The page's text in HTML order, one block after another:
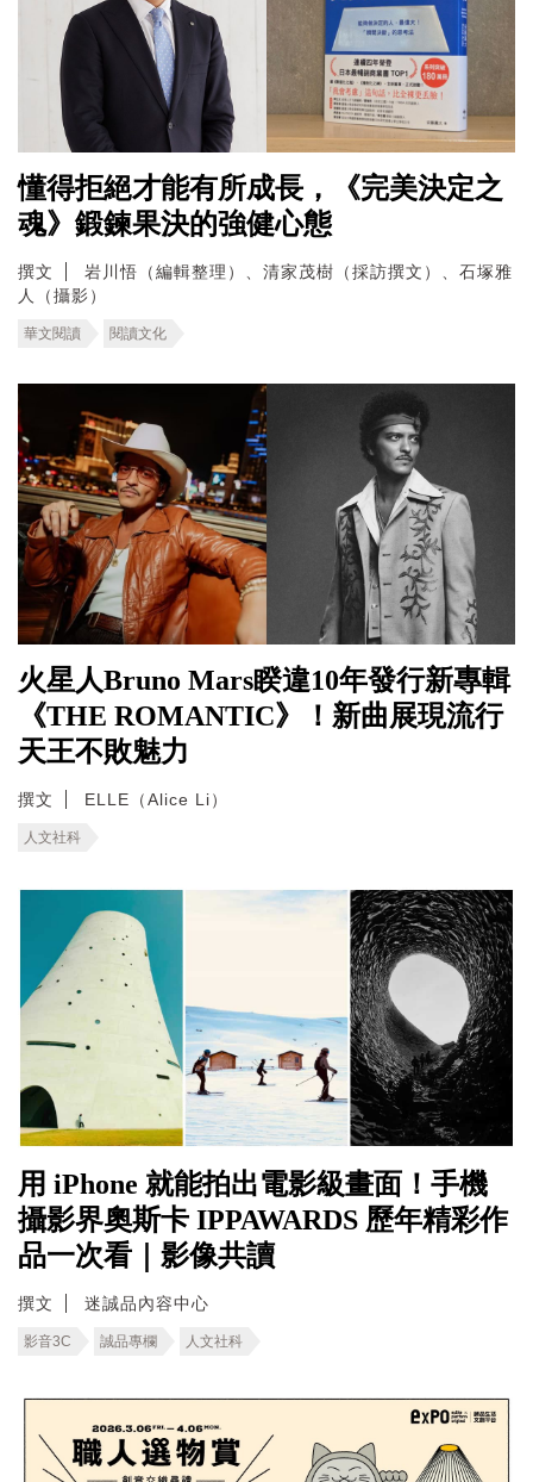
懂得拒絕才能有所成長，《完美決定之
魂》鍛鍊果決的強健心態
撰文
岩川悟（編輯整理）、清家茂樹（採訪撰文）、石塚雅
人（攝影）
華文閱讀 閱讀文化
火星人Bruno Mars睽違10年發行新專輯
《THE ROMANTIC》！新曲展現流行
天王不敗魅力
撰文 ELLE（Alice Li）
人文社科
用 iPhone 就能拍出電影級畫面！手機
攝影界奧斯卡 IPPAWARDS 歷年精彩作
品一次看｜影像共讀
撰文 迷誠品內容中心
影音3C 誠品專欄 人文社科